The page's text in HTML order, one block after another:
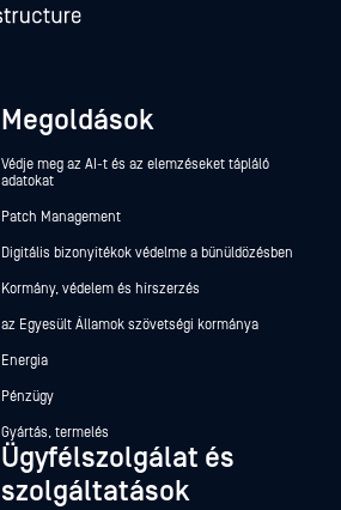
Megoldások
Védje meg az AI-t és az elemzéseket tápláló
adatokat
Patch Management
Digitális bizonyítékok védelme a bűnüldözésben
Kormány, védelem és hírszerzés
az Egyesült Államok szövetségi kormánya
Energia
Pénzügy
Gyártás, termelés
Ügyfélszolgálat és
szolgáltatások